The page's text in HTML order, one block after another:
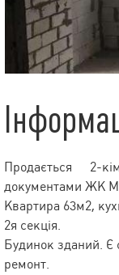
Продається 2-
документами ЖК
Квартира 63м2,
2я секція.
Будинок зданий. Є
ремонт.